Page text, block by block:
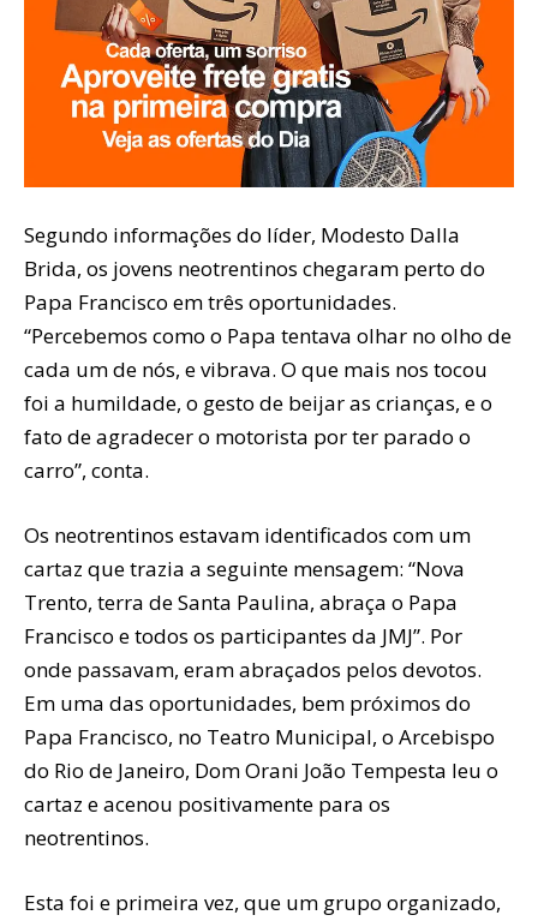
Segundo informações do líder, Modesto Dalla
Brida, os jovens neotrentinos chegaram perto do
Papa Francisco em três oportunidades.
“Percebemos como o Papa tentava olhar no olho de
cada um de nós, e vibrava. O que mais nos tocou
foi a humildade, o gesto de beijar as crianças, e o
fato de agradecer o motorista por ter parado o
carro”, conta.
Os neotrentinos estavam identificados com um
cartaz que trazia a seguinte mensagem: “Nova
Trento, terra de Santa Paulina, abraça o Papa
Francisco e todos os participantes da JMJ”. Por
onde passavam, eram abraçados pelos devotos.
Em uma das oportunidades, bem próximos do
Papa Francisco, no Teatro Municipal, o Arcebispo
do Rio de Janeiro, Dom Orani João Tempesta leu o
cartaz e acenou positivamente para os
neotrentinos.
Esta foi e primeira vez, que um grupo organizado,